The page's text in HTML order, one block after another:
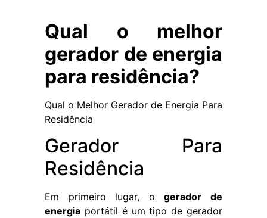
Qual o melhor
gerador de energia
para residência?
Qual o Melhor Gerador de Energia Para
Residência
Gerador Para
Residência
Em primeiro lugar, ogerador de
energia portátil é um tipo de gerador